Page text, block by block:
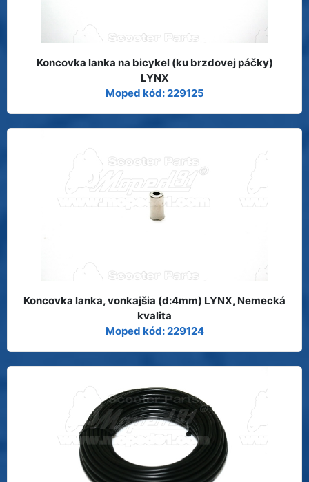
Koncovka lanka na bicykel (ku brzdovej páčky)
LYNX
Moped kód: 229125
Koncovka lanka, vonkajšia (d:4mm) LYNX, Nemecká
kvalita
Moped kód: 229124